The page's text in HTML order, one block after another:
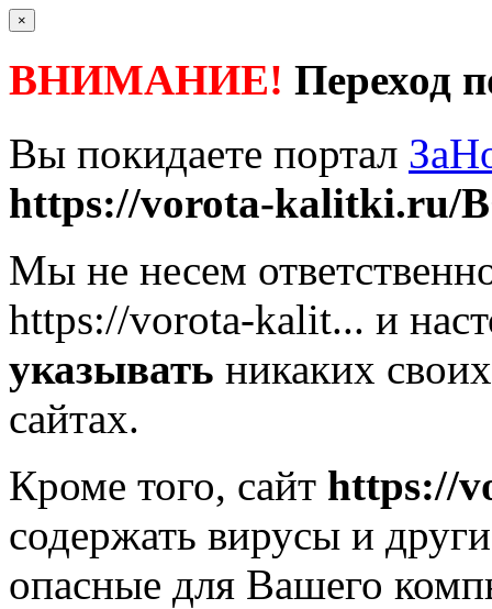
×
ВНИМАНИЕ! Переход
Вы покидаете портал
https://vorota-kalitki.ru/
Мы не несем
https://vorota-kalit... и
указывать никаких
сайтах.
Кроме того, сайт https://
содержать вирусы и
опасные для Вашего